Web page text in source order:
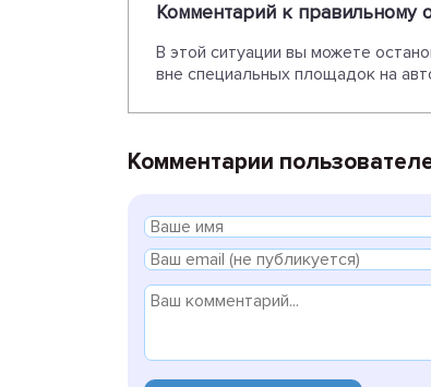
Комментарий к правильному
В этой ситуации вы можете
вне специальных площадок на
Комментарии